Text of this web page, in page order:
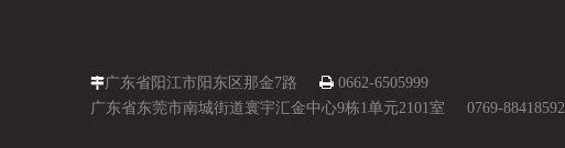
广东省阳江市阳东区那金7路  0662-6505999
广东省东莞市南城街道寰宇汇金中心9栋1单元2101室 0769-88418592